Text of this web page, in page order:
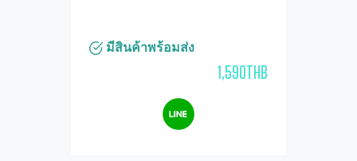
มีสินค้าพร้อมส่ง
1,590THB